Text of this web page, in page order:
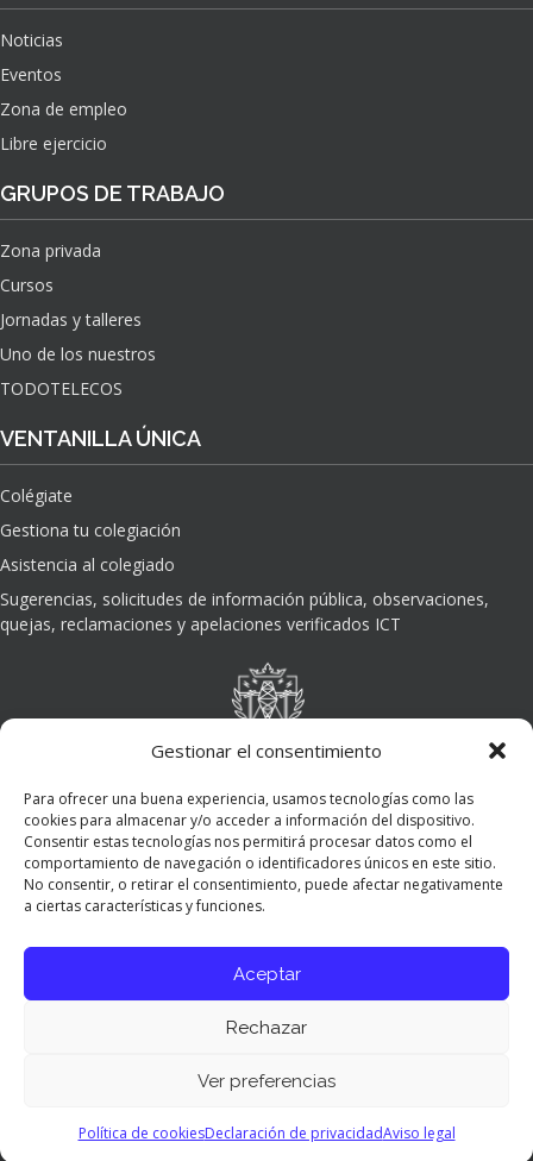
Gestionar el consentimiento
Para ofrecer una buena experiencia, usamos tecnologías como las
cookies para almacenar y/o acceder a información del dispositivo.
Consentir estas tecnologías nos permitirá procesar datos como el
comportamiento de navegación o identificadores únicos en este sitio.
No consentir, o retirar el consentimiento, puede afectar negativamente
a ciertas características y funciones.
Aceptar
Rechazar
Ver preferencias
Política de cookiesDeclaración de privacidadAviso legal
Noticias
Eventos
Zona de empleo
Libre ejercicio
GRUPOS DE TRABAJO
Zona privada
Cursos
Jornadas y talleres
Uno de los nuestros
TODOTELECOS
VENTANILLA ÚNICA
Colégiate
Gestiona tu colegiación
Asistencia al colegiado
Sugerencias, solicitudes de información pública, observaciones,
quejas, reclamaciones y apelaciones verificados ICT
Panel de preferencias cookies